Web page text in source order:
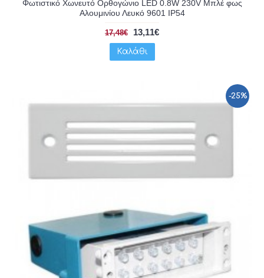
Φωτιστικό Χωνευτό Ορθογώνιο LED 0.8W 230V Μπλέ φως
Αλουμινίου Λευκό 9601 IP54
17,48€ 13,11€
Καλάθι
-25%